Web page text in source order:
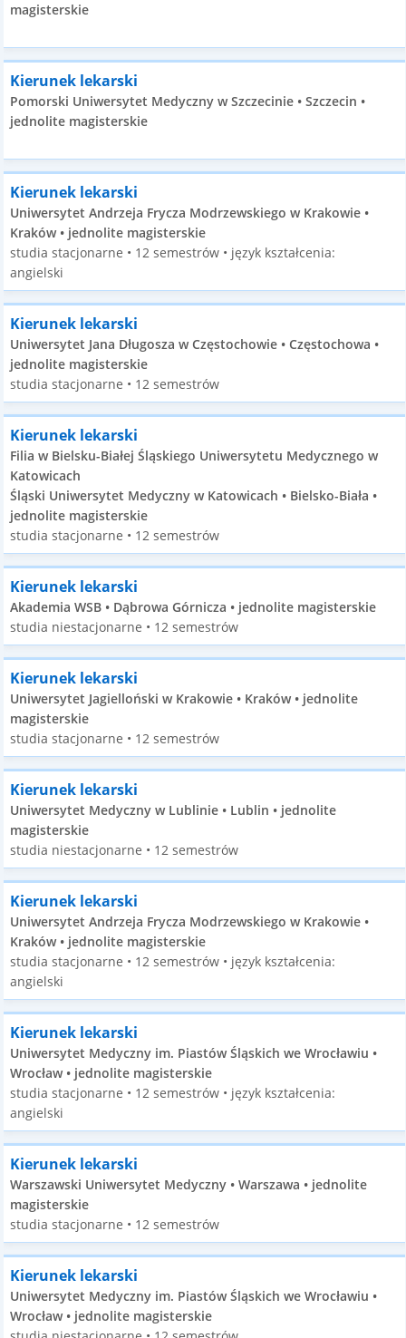
magisterskie
Kierunek lekarski
Pomorski Uniwersytet Medyczny w Szczecinie • Szczecin •
jednolite magisterskie
Kierunek lekarski
Uniwersytet Andrzeja Frycza Modrzewskiego w Krakowie •
Kraków • jednolite magisterskie
studia stacjonarne • 12 semestrów • język kształcenia:
angielski
Kierunek lekarski
Uniwersytet Jana Długosza w Częstochowie • Częstochowa •
jednolite magisterskie
studia stacjonarne • 12 semestrów
Kierunek lekarski
Filia w Bielsku-Białej Śląskiego Uniwersytetu Medycznego w
Katowicach
Śląski Uniwersytet Medyczny w Katowicach • Bielsko-Biała •
jednolite magisterskie
studia stacjonarne • 12 semestrów
Kierunek lekarski
Akademia WSB • Dąbrowa Górnicza • jednolite magisterskie
studia niestacjonarne • 12 semestrów
Kierunek lekarski
Uniwersytet Jagielloński w Krakowie • Kraków • jednolite
magisterskie
studia stacjonarne • 12 semestrów
Kierunek lekarski
Uniwersytet Medyczny w Lublinie • Lublin • jednolite
magisterskie
studia niestacjonarne • 12 semestrów
Kierunek lekarski
Uniwersytet Andrzeja Frycza Modrzewskiego w Krakowie •
Kraków • jednolite magisterskie
studia stacjonarne • 12 semestrów • język kształcenia:
angielski
Kierunek lekarski
Uniwersytet Medyczny im. Piastów Śląskich we Wrocławiu •
Wrocław • jednolite magisterskie
studia stacjonarne • 12 semestrów • język kształcenia:
angielski
Kierunek lekarski
Warszawski Uniwersytet Medyczny • Warszawa • jednolite
magisterskie
studia stacjonarne • 12 semestrów
Kierunek lekarski
Uniwersytet Medyczny im. Piastów Śląskich we Wrocławiu •
Wrocław • jednolite magisterskie